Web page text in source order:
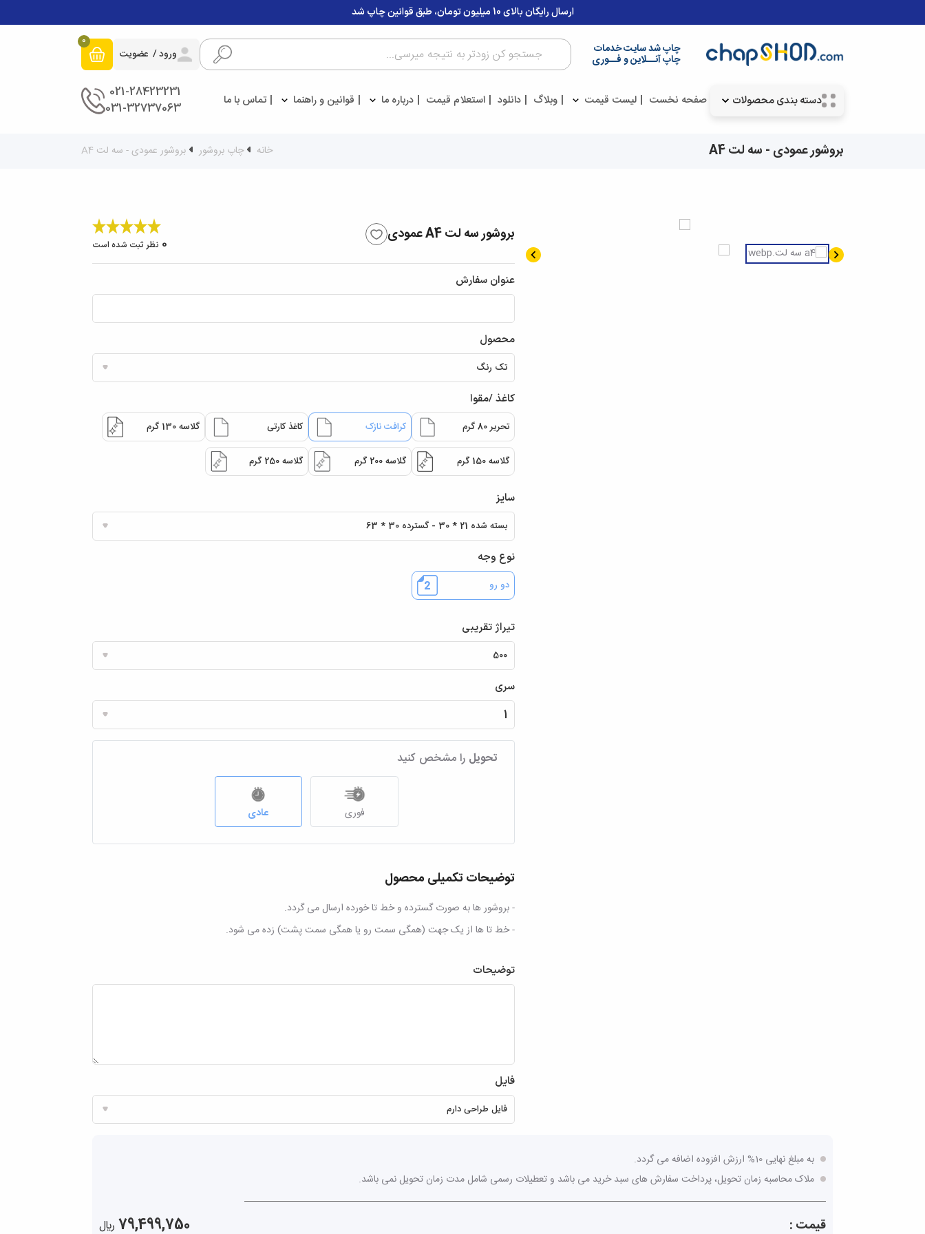
ارسال رایگان بالای 10 میلیون تومان، طبق قوانین چاپ شد
چاپ شد سایت خدمات
چاپ آنــلاین و فــوری ورود عضویت
0
دسته بندی محصولات صفحه نخست لیست قیمت وبلاگ دانلود استعلام قیمت درباره ما قوانین و راهنما تماس با ما
021-28423231
031-32737063
بروشور عمودی - سه لت A4 خانه چاپ بروشور بروشور عمودی - سه لت A4
بروشور سه لت A4 عمودی
0 نظر ثبت شده است
عنوان سفارش
محصول
کاغذ /مقوا
تحریر 80 گرم کرافت نازک کاغذ کارتی گلاسه 130 گرم
گلاسه 150 گرم گلاسه 200 گرم گلاسه 250 گرم
سایز
نوع وجه
دو رو
تیراژ تقریبی
سری
تحویل را مشخص کنید
فوری عادی
توضیحات تکمیلی محصول
- بروشور ها به صورت گسترده و خط تا خورده ارسال می گردد.
- خط تا ها از یک جهت (همگی سمت رو یا همگی سمت پشت) زده می شود.
توضیحات
فایل
به مبلغ نهایی 10% ارزش افزوده اضافه می گردد.
ملاک محاسبه زمان تحویل، پرداخت سفارش های سبد خرید می باشد و تعطیلات رسمی شامل مدت زمان تحویل نمی باشد.
قیمت : 79,499,750 ريال